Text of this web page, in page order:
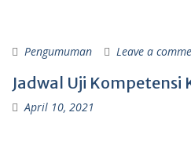
Pengumuman Leave a
Jadwal Uji Kompetensi
April 10, 2021